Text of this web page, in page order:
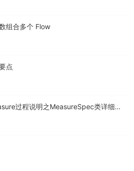
组合多个 Flow
点
过程说明之MeasureSpec类详细讲